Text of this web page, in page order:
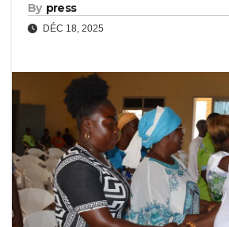
By press
DÉC 18, 2025